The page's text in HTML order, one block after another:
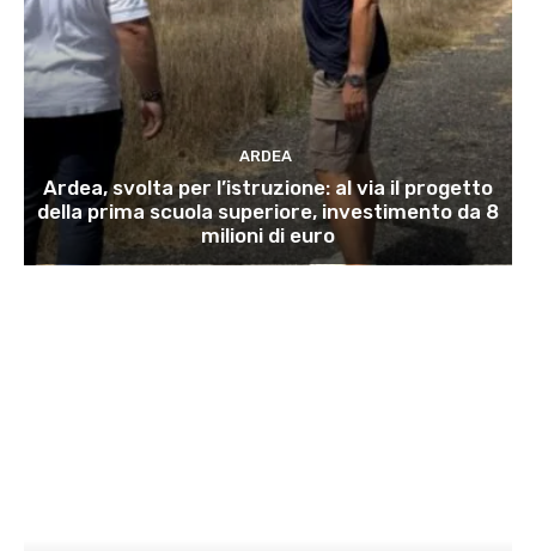
ARDEA
Ardea, svolta per l’istruzione: al via il progetto
della prima scuola superiore, investimento da 8
milioni di euro